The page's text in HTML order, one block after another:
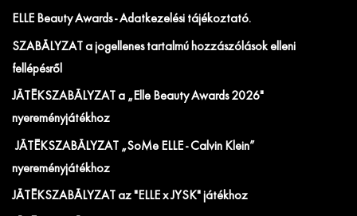
ELLE Beauty Awards - Adatkezelési tájékoztató.
SZABÁLYZAT a jogellenes tartalmú hozzászólások elleni
fellépésről
JÁTÉKSZABÁLYZAT a „Elle Beauty Awards 2026"
nyereményjátékhoz
JÁTÉKSZABÁLYZAT „SoMe ELLE - Calvin Klein”
nyereményjátékhoz
JÁTÉKSZABÁLYZAT az "ELLE x JYSK" játékhoz